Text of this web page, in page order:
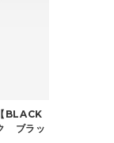
ブラッ